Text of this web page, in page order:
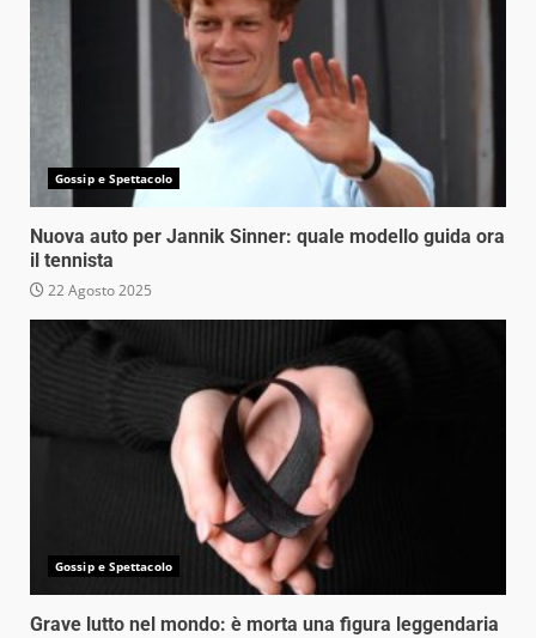
Gossip e Spettacolo
Nuova auto per Jannik Sinner: quale modello guida ora
il tennista
22 Agosto 2025
Gossip e Spettacolo
Grave lutto nel mondo: è morta una figura leggendaria